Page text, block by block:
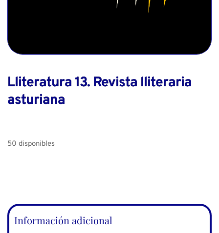
Lliteratura 13. Revista lliteraria
asturiana
50 disponibles
Información adicional